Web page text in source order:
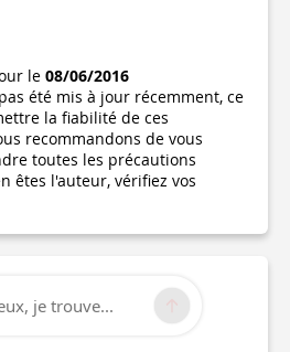
le 08/06/2016
été mis à jour récemment, ce
la fiabilité de ces
recommandons de vous
toutes les précautions
êtes l'auteur, vérifiez vos
je trouve...